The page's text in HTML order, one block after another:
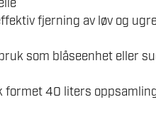
fjerning av løv og
som blåseenhet eller
formet 40 liters